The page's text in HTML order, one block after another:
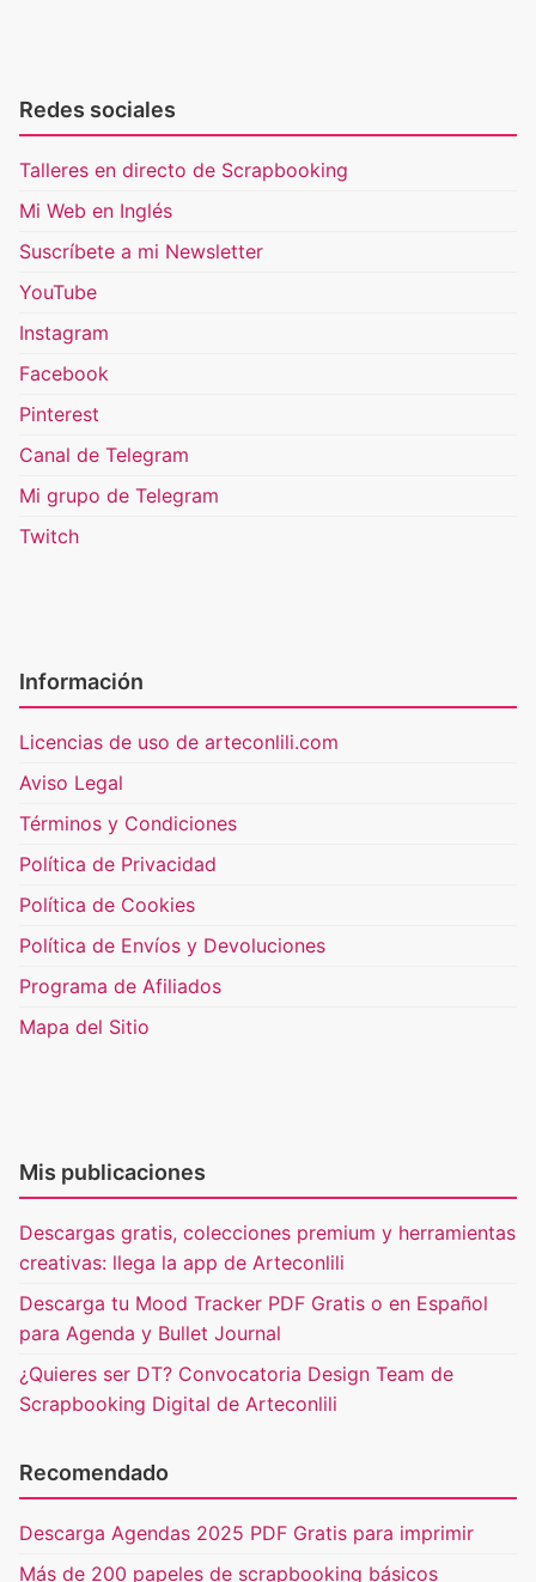
Redes sociales
Talleres en directo de Scrapbooking
Mi Web en Inglés
Suscríbete a mi Newsletter
YouTube
Instagram
Facebook
Pinterest
Canal de Telegram
Mi grupo de Telegram
Twitch
Información
Licencias de uso de arteconlili.com
Aviso Legal
Términos y Condiciones
Política de Privacidad
Política de Cookies
Política de Envíos y Devoluciones
Programa de Afiliados
Mapa del Sitio
Mis publicaciones
Descargas gratis, colecciones premium y herramientas
creativas: llega la app de Arteconlili
Descarga tu Mood Tracker PDF Gratis o en Español
para Agenda y Bullet Journal
¿Quieres ser DT? Convocatoria Design Team de
Scrapbooking Digital de Arteconlili
Recomendado
Descarga Agendas 2025 PDF Gratis para imprimir
Más de 200 papeles de scrapbooking básicos